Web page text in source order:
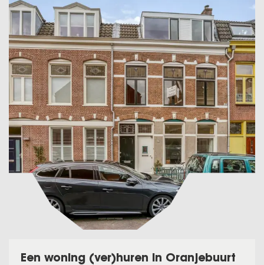
Een woning (ver)huren in Oranjebuurt